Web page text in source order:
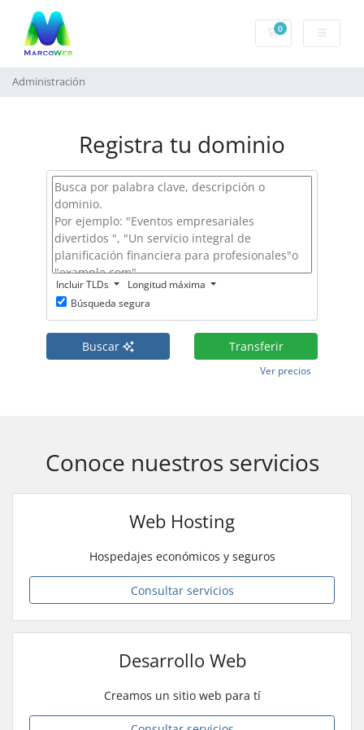
0Carrito de
Administración
Registra tu dominio
Incluir TLDs
Longitud máxima
Búsqueda segura
Buscar Transferir
Ver precios
Conoce nuestros servicios
Web Hosting
Hospedajes económicos y seguros
Consultar servicios
Desarrollo Web
Creamos un sitio web para tí